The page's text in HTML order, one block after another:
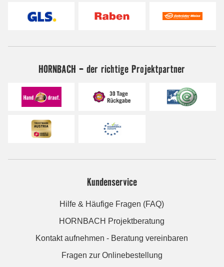
HORNBACH - der richtige Projektpartner
Kundenservice
Hilfe & Häufige Fragen (FAQ)
HORNBACH Projektberatung
Kontakt aufnehmen - Beratung vereinbaren
Fragen zur Onlinebestellung